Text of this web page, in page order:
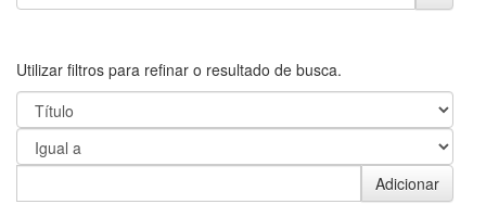
Utilizar filtros para refinar o resultado de busca.